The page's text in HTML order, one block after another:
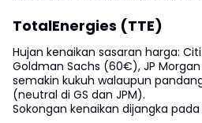
TotalEnergies (TTE)
Hujan kenaikan sasaran harga:
Goldman Sachs (60€), JP
semakin kukuh walaupun
(neutral di GS dan JPM).
Sokongan kenaikan dijangka